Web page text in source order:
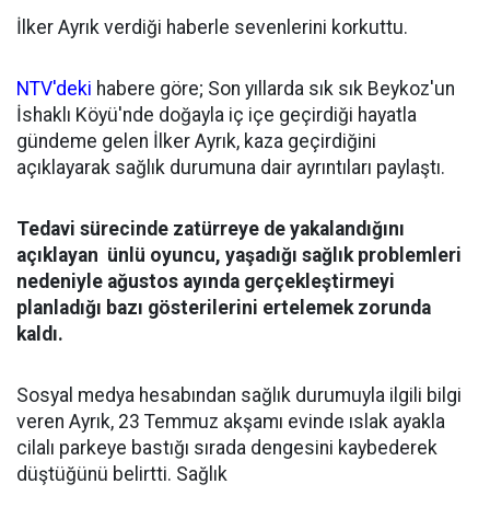
İlker Ayrık verdiği haberle sevenlerini korkuttu.
NTV'deki habere göre; Son yıllarda sık sık Beykoz'un
İshaklı Köyü'nde doğayla iç içe geçirdiği hayatla
gündeme gelen İlker Ayrık, kaza geçirdiğini
açıklayarak sağlık durumuna dair ayrıntıları paylaştı.
Tedavi sürecinde zatürreye de yakalandığını
açıklayan ünlü oyuncu, yaşadığı sağlık problemleri
nedeniyle ağustos ayında gerçekleştirmeyi
planladığı bazı gösterilerini ertelemek zorunda
kaldı.
Sosyal medya hesabından sağlık durumuyla ilgili bilgi
veren Ayrık, 23 Temmuz akşamı evinde ıslak ayakla
cilalı parkeye bastığı sırada dengesini kaybederek
düştüğünü belirtti. Sağlık